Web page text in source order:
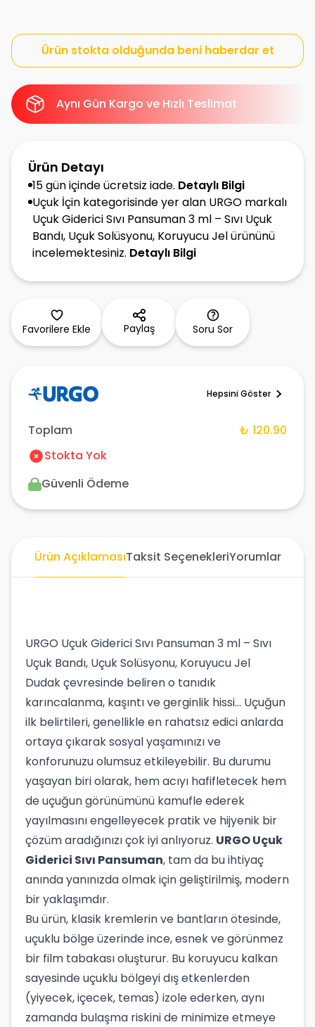
Ürün stokta olduğunda beni haberdar et
Aynı Gün Kargo ve Hızlı Teslimat
Ürün Detayı
15 gün içinde ücretsiz iade. Detaylı Bilgi
Uçuk İçin kategorisinde yer alan URGO markalı
Uçuk Giderici Sıvı Pansuman 3 ml – Sıvı Uçuk
Bandı, Uçuk Solüsyonu, Koruyucu Jel ürününü
incelemektesiniz. Detaylı Bilgi
Favorilere Ekle Paylaş Soru Sor
Hepsini Göster
Toplam
₺ 120.90
Stokta Yok
Güvenli Ödeme
Ürün AçıklamasıTaksit SeçenekleriYorumlar
URGO Uçuk Giderici Sıvı Pansuman 3 ml – Sıvı
Uçuk Bandı, Uçuk Solüsyonu, Koruyucu Jel
Dudak çevresinde beliren o tanıdık
karıncalanma, kaşıntı ve gerginlik hissi... Uçuğun
ilk belirtileri, genellikle en rahatsız edici anlarda
ortaya çıkarak sosyal yaşamınızı ve
konforunuzu olumsuz etkileyebilir. Bu durumu
yaşayan biri olarak, hem acıyı hafifletecek hem
de uçuğun görünümünü kamufle ederek
yayılmasını engelleyecek pratik ve hijyenik bir
çözüm aradığınızı çok iyi anlıyoruz. URGO Uçuk
Giderici Sıvı Pansuman, tam da bu ihtiyaç
anında yanınızda olmak için geliştirilmiş, modern
bir yaklaşımdır.
Bu ürün, klasik kremlerin ve bantların ötesinde,
uçuklu bölge üzerinde ince, esnek ve görünmez
bir film tabakası oluşturur. Bu koruyucu kalkan
sayesinde uçuklu bölgeyi dış etkenlerden
(yiyecek, içecek, temas) izole ederken, aynı
zamanda bulaşma riskini de minimize etmeye